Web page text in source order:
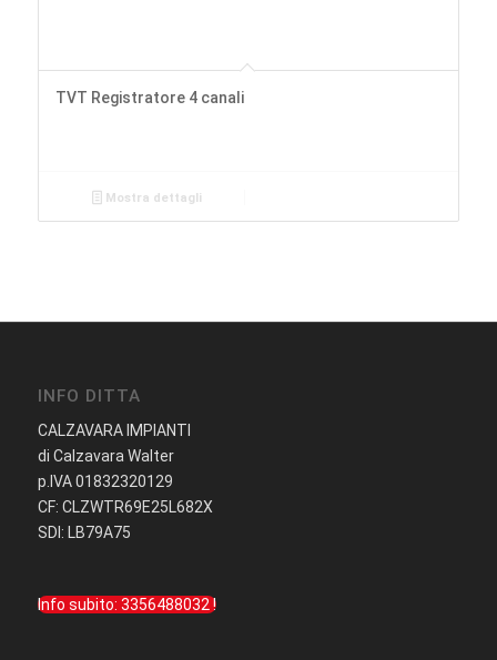
TVT Registratore 4 canali
Mostra dettagli
INFO DITTA
CALZAVARA IMPIANTI
di Calzavara Walter
p.IVA 01832320129
CF: CLZWTR69E25L682X
SDI: LB79A75
Info subito: 3356488032 !